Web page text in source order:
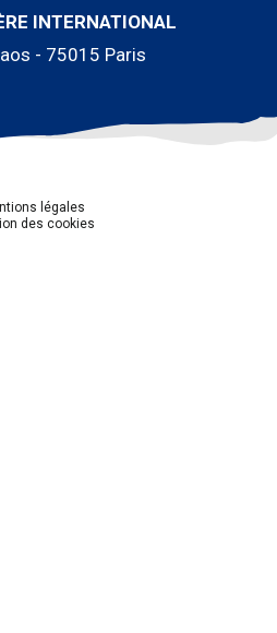
INTERNATIONAL
- 75015 Paris
légales
des cookies